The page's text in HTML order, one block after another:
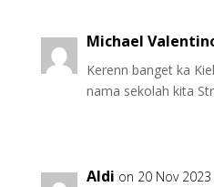
Michael
Kerenn banget ka
nama sekolah kita
Aldi on 20 Nov